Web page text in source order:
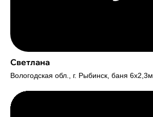
Светлана
Вологодская обл., г. Рыбинск, баня 6х2,3м